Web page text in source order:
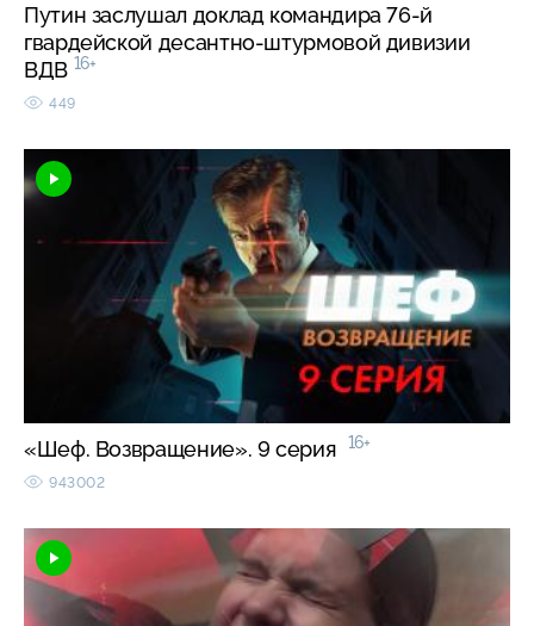
Путин заслушал доклад командира 76-й
гвардейской десантно-штурмовой дивизии
ВДВ 16+
449
«Шеф. Возвращение». 9 серия 16+
943002